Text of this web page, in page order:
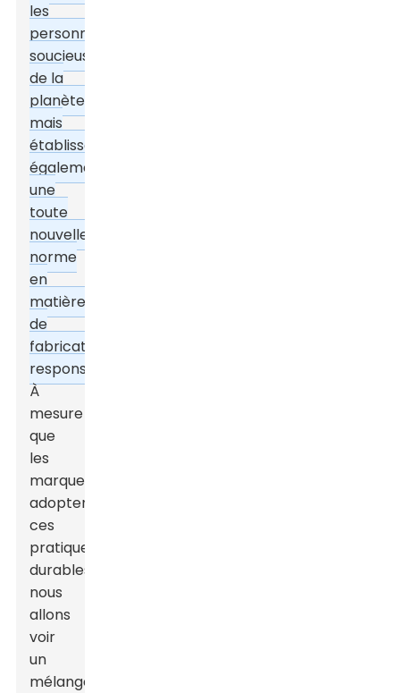
les
personnes
soucieuses
de la
planète,
mais
établissent
également
une
toute
nouvelle
norme
en
matière
de
fabrication
responsable.
À
mesure
que
les
marques
adoptent
ces
pratiques
durables,
nous
allons
voir
un
mélange